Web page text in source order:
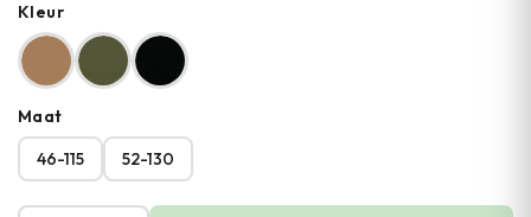
Kleur
Maat
46-115
52-130